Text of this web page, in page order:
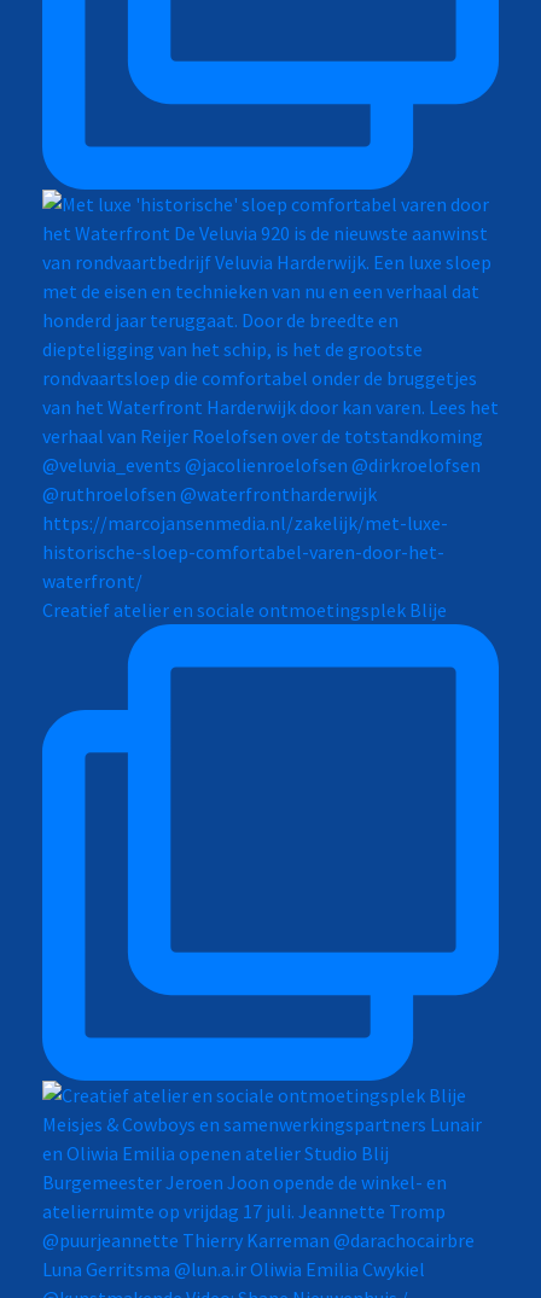
Creatief atelier en sociale ontmoetingsplek Blije